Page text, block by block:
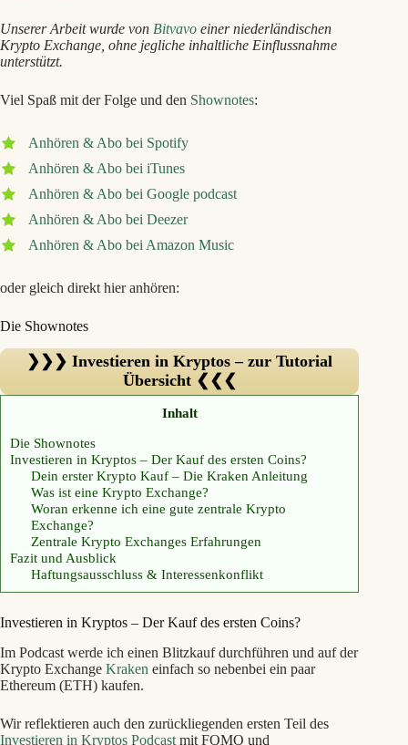
Unserer Arbeit wurde von Bitvavo einer niederländischen
Krypto Exchange, ohne jegliche inhaltliche Einflussnahme
unterstützt.
Viel Spaß mit der Folge und den Shownotes:
Anhören & Abo bei Spotify
Anhören & Abo bei iTunes
Anhören & Abo bei Google podcast
Anhören & Abo bei Deezer
Anhören & Abo bei Amazon Music
oder gleich direkt hier anhören:
Die Shownotes
❯❯❯ Investieren in Kryptos – zur Tutorial
Übersicht ❮❮❮
Inhalt
Die Shownotes
Investieren in Kryptos – Der Kauf des ersten Coins?
Dein erster Krypto Kauf – Die Kraken Anleitung
Was ist eine Krypto Exchange?
Woran erkenne ich eine gute zentrale Krypto
Exchange?
Zentrale Krypto Exchanges Erfahrungen
Fazit und Ausblick
Haftungsausschluss & Interessenkonflikt
Investieren in Kryptos – Der Kauf des ersten Coins?
Im Podcast werde ich einen Blitzkauf durchführen und auf der
Krypto Exchange Kraken einfach so nebenbei ein paar
Ethereum (ETH) kaufen.
Wir reflektieren auch den zurückliegenden ersten Teil des
Investieren in Kryptos Podcast mit FOMO und